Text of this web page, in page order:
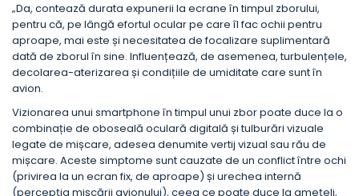
„Da, contează durata expunerii la ecrane în timpul zborului,
pentru că, pe lângă efortul ocular pe care îl fac ochii pentru
aproape, mai este și necesitatea de focalizare suplimentară
dată de zborul în sine. Influențează, de asemenea, turbulențele,
decolarea-aterizarea și condițiile de umiditate care sunt în
avion.
Vizionarea unui smartphone în timpul unui zbor poate duce la o
combinație de oboseală oculară digitală și tulburări vizuale
legate de mișcare, adesea denumite vertij vizual sau rău de
mișcare. Aceste simptome sunt cauzate de un conflict între ochi
(privirea la un ecran fix, de aproape) și urechea internă
(percepția mișcării avionului), ceea ce poate duce la amețeli,